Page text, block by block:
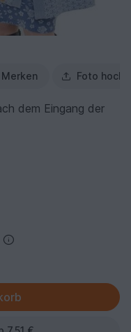
Merken Foto
dem Eingang der